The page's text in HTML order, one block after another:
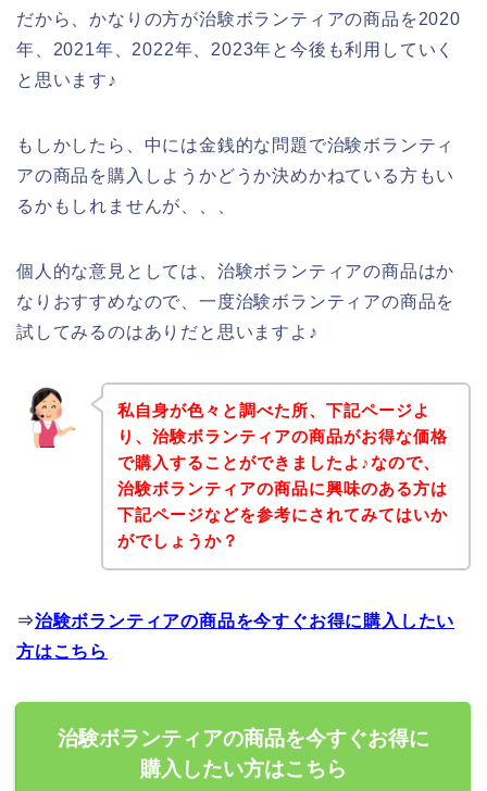
だから、かなりの方が治験ボランティアの商品を2020
年、2021年、2022年、2023年と今後も利用していく
と思います♪
もしかしたら、中には金銭的な問題で治験ボランティ
アの商品を購入しようかどうか決めかねている方もい
るかもしれませんが、、、
個人的な意見としては、治験ボランティアの商品はか
なりおすすめなので、一度治験ボランティアの商品を
試してみるのはありだと思いますよ♪
私自身が色々と調べた所、下記ページよ
り、治験ボランティアの商品がお得な価格
で購入することができましたよ♪なので、
治験ボランティアの商品に興味のある方は
下記ページなどを参考にされてみてはいか
がでしょうか？
⇒治験ボランティアの商品を今すぐお得に購入したい
方はこちら
治験ボランティアの商品を今すぐお得に
購入したい方はこちら